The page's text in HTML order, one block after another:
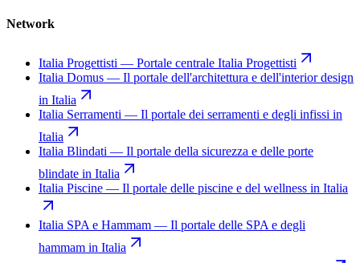
Network
Italia Progettisti — Portale centrale Italia Progettisti
Italia Domus — Il portale dell'architettura e dell'interior design
in Italia
Italia Serramenti — Il portale dei serramenti e degli infissi in
Italia
Italia Blindati — Il portale della sicurezza e delle porte
blindate in Italia
Italia Piscine — Il portale delle piscine e del wellness in Italia
Italia SPA e Hammam — Il portale delle SPA e degli
hammam in Italia